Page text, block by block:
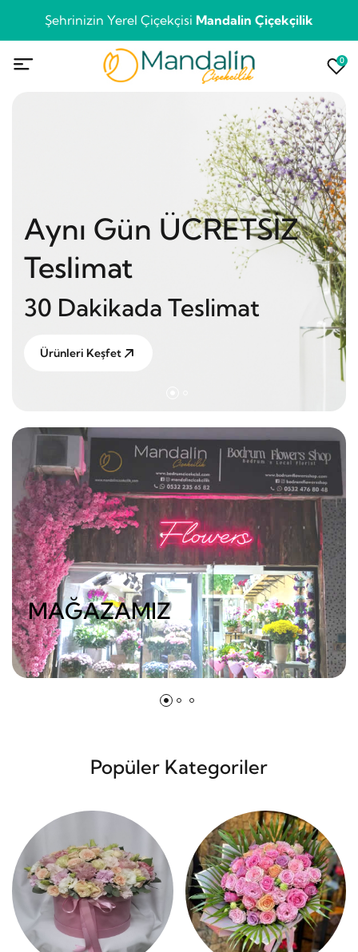
Şehrinizin Yerel Çiçekçisi Mandalin Çiçekçilik
0
Aynı Gün ÜCRETSİZ
Teslimat
30 Dakikada Teslimat
Ürünleri Keşfet
MAĞAZAMIZ
Popüler Kategoriler